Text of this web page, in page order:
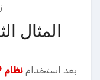
المثال
بعد استخدام نظام ERP سحابي